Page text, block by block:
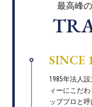
最高峰
SINCE
1985年法人
ィーにこだ
ッププロと